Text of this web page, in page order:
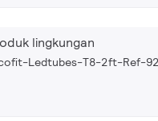
lingkungan
Ledtubes-T8-2ft-Ref-